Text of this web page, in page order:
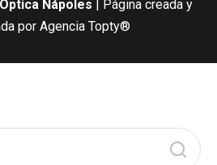
Nápoles | Página creada y
por Agencia Topty®